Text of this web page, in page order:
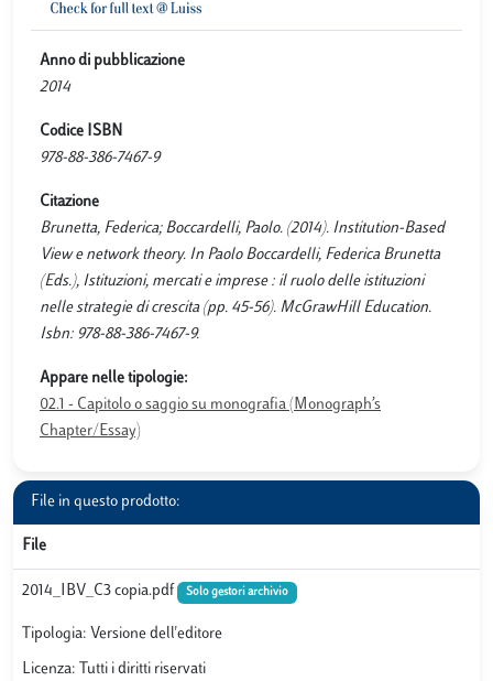
Anno di pubblicazione
2014
Codice ISBN
978-88-386-7467-9
Citazione
Brunetta, Federica; Boccardelli, Paolo. (2014). Institution-Based
View e network theory. In Paolo Boccardelli, Federica Brunetta
(Eds.), Istituzioni, mercati e imprese : il ruolo delle istituzioni
nelle strategie di crescita (pp. 45-56). McGrawHill Education.
Isbn: 978-88-386-7467-9.
Appare nelle tipologie:
02.1 - Capitolo o saggio su monografia (Monograph’s
Chapter/Essay)
File in questo prodotto:
File
2014_IBV_C3 copia.pdf Solo gestori archivio
Tipologia: Versione dell'editore
Licenza: Tutti i diritti riservati